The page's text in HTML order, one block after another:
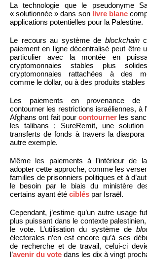
La technologie que le pseudonyme
« solutionnée » dans son livre blanc
applications potentielles pour la Palestine.
Le recours au système de blockchain
paiement en ligne décentralisé peut être
particulier avec la montée en
cryptomonnaies stables plus
cryptomonnaies rattachées à des
comme le dollar, ou à des produits stables
Les paiements en provenance de
contourner les restrictions israéliennes, à
Afghans ont fait pour contourner les
les talibans ; SureRemit, une solution
transferts de fonds à travers la
autre exemple.
Même les paiements à l’intérieur de
adopter cette approche, comme les
familles de prisonniers politiques et à
le besoin par le biais du ministère
certains ayant été ciblés par Israël.
Cependant, j’estime qu’un autre usage
plus puissant dans le contexte
le vote. L’utilisation du système de
électorales n’en est encore qu’à ses
de recherche et de travail, celui-ci
l’avenir du vote dans les dix à vingt